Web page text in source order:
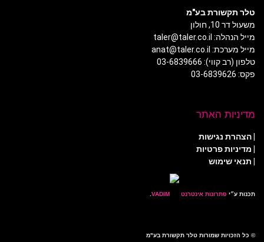
טלר תקשורת בע"מ
משעול דר 10, חולון
מייל הנהלה: taler@taler.co.il
מייל מערכת: anat@taler.co.il
טלפון (רב קווי): 03-6839666
פקס: 03-6839626
מדיניות האתר
|הצהרת נגישות
| מדיניות פרטיות
| תנאי שימוש
תכנות ע״י פתרונות אינטרנט
© כל הזכויות שמורות טלר תקשורת בע"מ